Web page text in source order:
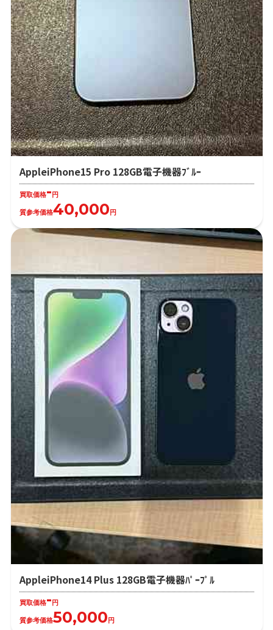
AppleiPhone15 Pro 128GB電子機器ﾌﾞﾙｰ
買取価格- 円
質参考価格40,000 円
AppleiPhone14 Plus 128GB電子機器ﾊﾟｰﾌﾟﾙ
買取価格-円
質参考価格50,000円